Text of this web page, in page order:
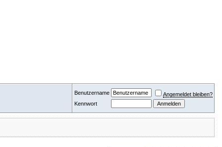
Benutzername
Angemeldet bleiben?
Kennwort